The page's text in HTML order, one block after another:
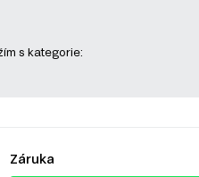
s kategorie:
Záruka